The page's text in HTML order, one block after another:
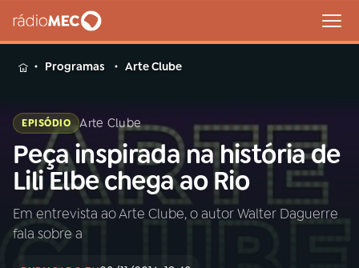
MENU
Buscar
na
Rádio
MEC
Buscar
Programas Arte Clube
EPISÓDIO Arte Clube
Peça inspirada na história de
Lili Elbe chega ao Rio
Em entrevista ao Arte Clube, o autor Walter Daguerre
fala sobre a